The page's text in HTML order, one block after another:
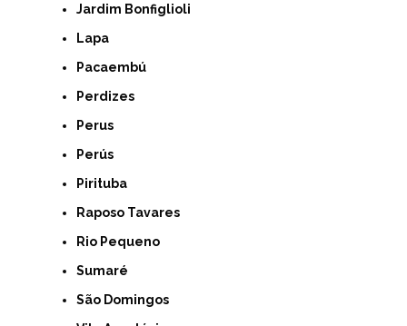
Jardim Bonfiglioli
Lapa
Pacaembú
Perdizes
Perus
Perús
Pirituba
Raposo Tavares
Rio Pequeno
Sumaré
São Domingos